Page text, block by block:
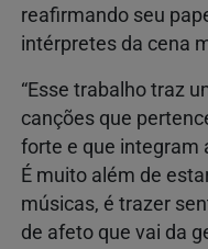
reafirmando seu
intérpretes da cena
“Esse trabalho traz
canções que
forte e que integram
É muito além de
músicas, é trazer
de afeto que vai da